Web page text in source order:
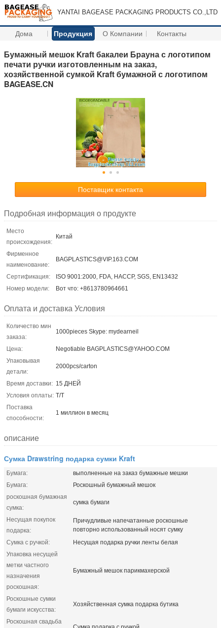
YANTAI BAGEASE PACKAGING PRODUCTS CO.,LTD
Дома Продукция О Компании Контакты
Бумажный мешок Kraft бакалеи Брауна с логотипом
печати ручки изготовленным на заказ,
хозяйственной сумкой Kraft бумажной с логотипом
BAGEASE.CN
Поставщик контакта
Подробная информация о продукте
Место
происхождения:
Китай
Фирменное
наименование:
BAGPLASTICS@VIP.163.COM
Сертификация:
ISO 9001:2000, FDA, HACCP, SGS, EN13432
Номер модели:
Вот что: +8613780964661
Оплата и доставка Условия
Количество мин
заказа:
1000pieces Skype: mydearneil
Цена:
Negotiable BAGPLASTICS@YAHOO.COM
Упаковывая
детали:
2000pcs/carton
Время доставки: 15 ДНЕЙ
Условия оплаты: T/T
Поставка
способности:
1 миллион в месяц
описание
Сумка Drawstring подарка сумки Kraft
Бумага:
выполненные на заказ бумажные мешки
Бумага:
Роскошный бумажный мешок
роскошная бумажная
сумка:
сумка бумаги
Несущая покупок
подарка:
Причудливые напечатанные роскошные
повторно использованный носят сумку
Сумка с ручкой:
Несущая подарка ручки ленты белая
Упаковка несущей
метки частного
назначения
роскошная:
Бумажный мешок парикмахерской
Роскошные сумки
бумаги искусства:
Хозяйственная сумка подарка бутика
Роскошная свадьба